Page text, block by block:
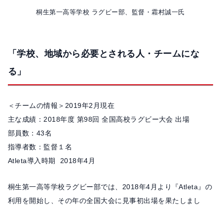
桐生第一高等学校 ラグビー部、監督・霜村誠一氏
「学校、地域から必要とされる人・チームにな
る」
＜チームの情報＞2019年2月現在
主な成績：2018年度 第98回 全国高校ラグビー大会 出場
部員数：43名
指導者数：監督１名
Atleta導入時期 2018年4月
桐生第一高等学校ラグビー部では、2018年4月より『Atleta』の
利用を開始し、その年の全国大会に見事初出場を果たしまし